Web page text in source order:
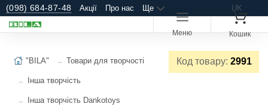
(098) 684-87-48 Акції Про нас Ще UK
Меню Кошик
Код товару: 2991
"BILA" Товари для творчості
Інша творчість
Інша творчість Dankotoys